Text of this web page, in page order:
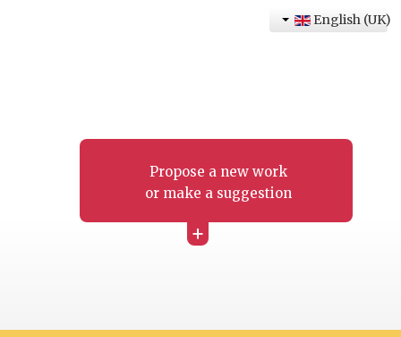
Propose a new work
or make a suggestion
+
English (UK)